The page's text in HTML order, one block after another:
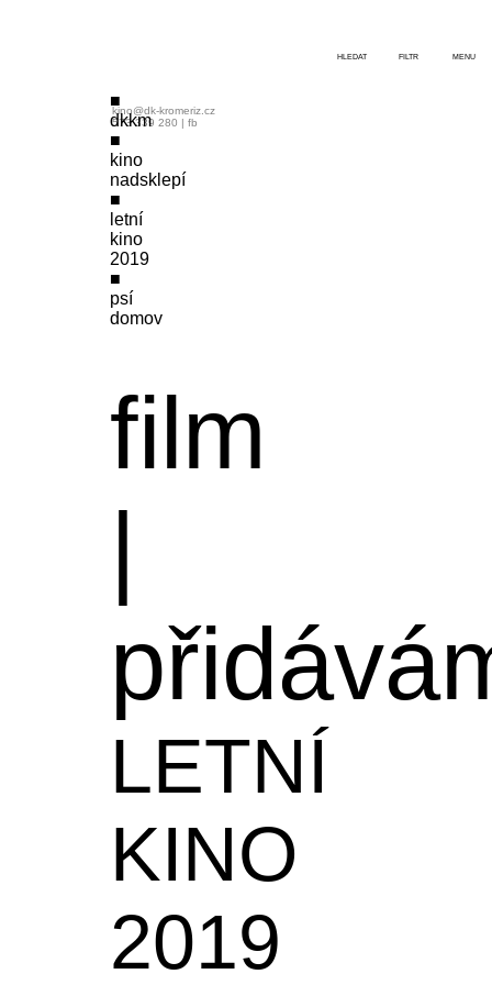
dkkm
kino
nadsklepí
letní
kino
2019
psí
domov
film
|
LETNÍ
KINO
2019
kino@dk-kromeriz.cz
573 339 280 | fb
HLEDAT FILTR MENU